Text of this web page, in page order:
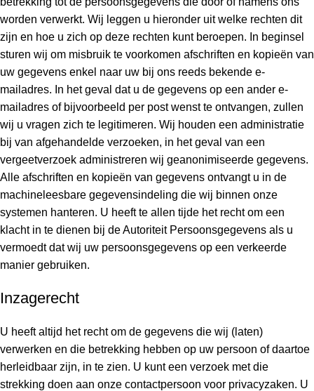
worden verwerkt. Wij leggen u hieronder uit welke rechten dit
zijn en hoe u zich op deze rechten kunt beroepen. In beginsel
sturen wij om misbruik te voorkomen afschriften en kopieën van
uw gegevens enkel naar uw bij ons reeds bekende e-
mailadres. In het geval dat u de gegevens op een ander e-
mailadres of bijvoorbeeld per post wenst te ontvangen, zullen
wij u vragen zich te legitimeren. Wij houden een administratie
bij van afgehandelde verzoeken, in het geval van een
vergeetverzoek administreren wij geanonimiseerde gegevens.
Alle afschriften en kopieën van gegevens ontvangt u in de
machineleesbare gegevensindeling die wij binnen onze
systemen hanteren. U heeft te allen tijde het recht om een
klacht in te dienen bij de Autoriteit Persoonsgegevens als u
vermoedt dat wij uw persoonsgegevens op een verkeerde
manier gebruiken.
Inzagerecht
U heeft altijd het recht om de gegevens die wij (laten)
verwerken en die betrekking hebben op uw persoon of daartoe
herleidbaar zijn, in te zien. U kunt een verzoek met die
strekking doen aan onze contactpersoon voor privacyzaken. U